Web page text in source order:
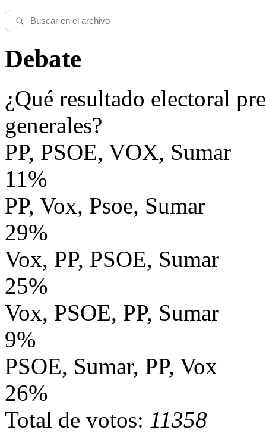
Debate
¿Qué resultado electoral
generales?
PP, PSOE, VOX, Sumar
11%
PP, Vox, Psoe, Sumar
29%
Vox, PP, PSOE, Sumar
25%
Vox, PSOE, PP, Sumar
9%
PSOE, Sumar, PP, Vox
26%
Total de votos: 11358